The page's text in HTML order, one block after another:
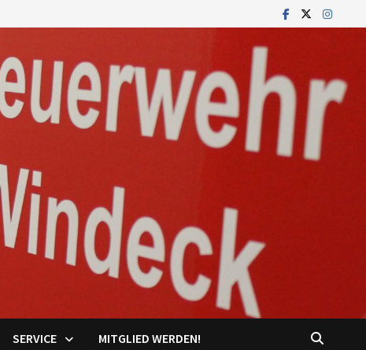
SERVICE MITGLIED WERDEN!